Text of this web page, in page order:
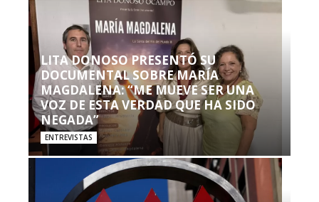
LITA DONOSO PRESENTÓ SU
DOCUMENTAL SOBRE MARÍA
MAGDALENA: “ME MUEVE SER UNA
VOZ DE ESTA VERDAD QUE HA SIDO
NEGADA”
ENTREVISTAS